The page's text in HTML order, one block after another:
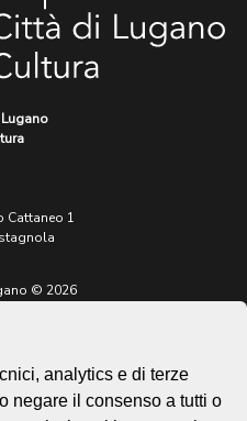
Cattaneo 1
© 2026
68 50
analytics e di terze
negare il consenso a tutti o